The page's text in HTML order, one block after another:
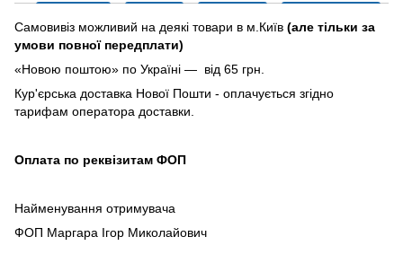
Самовивіз можливий на деякі товари в м.Київ (але тільки за
умови повної передплати)
«Новою поштою» по Україні — від 65 грн.
Кур'єрська доставка Нової Пошти - оплачується згідно
тарифам оператора доставки.
Оплата по реквізитам ФОП
Найменування отримувача
ФОП Маргара Ігор Миколайович